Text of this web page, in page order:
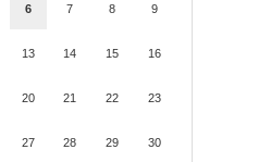
6 7 8 9
13 14 15 16
20 21 22 23
27 28 29 30